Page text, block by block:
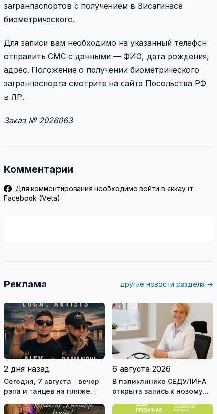
загранпаспортов с получением в Висагинасе
биометрического.
Для записи вам необходимо на указанный телефон
отправить СМС с данными — ФИО, дата рождения,
адрес. Положение о получении биометрического
загранпаспорта смотрите на сайте Посольства РФ
в ЛР.
Заказ № 2026063
Комментарии
Для комментирования необходимо войти в аккаунт
Facebook (Meta)
Реклама другие новости раздела →
2 дня назад
Сегодня, 7 августа - вечер
рэпа и танцев на пляже
6 августа 2026
В поликлинике СЕДУЛИНА
открыта запись к новому